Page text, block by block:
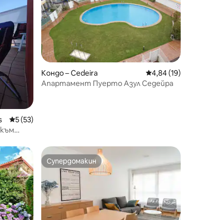
Средна оценка: 5 от 5, 53 отзива
5 (53)
Кондо – Cedeira Средна оценка:
4,84 (19)
Апартамент Пуерто Азул Седейра
Супердомакин
Супердомакин